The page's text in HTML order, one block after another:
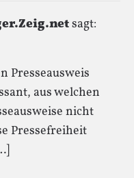
sagt:
Presseausweis
aus welchen
nicht
Pressefreiheit